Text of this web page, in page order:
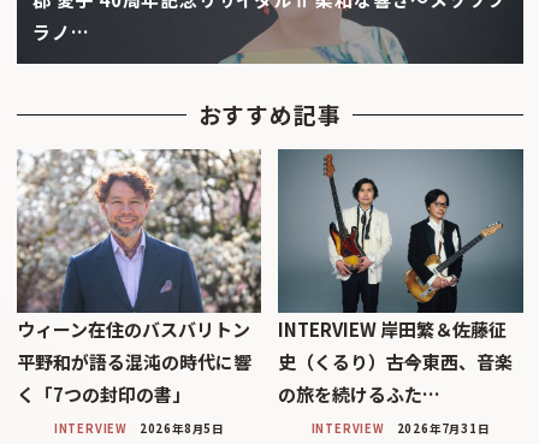
ラノ…
おすすめ記事
ウィーン在住のバスバリトン
平野和が語る混沌の時代に響
く「7つの封印の書」
INTERVIEW 2026年8月5日
INTERVIEW 岸田繁＆佐藤征
史（くるり）――古今東西、音楽
の旅を続けるふた…
INTERVIEW 2026年7月31日